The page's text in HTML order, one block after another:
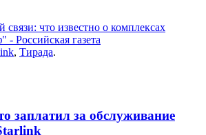
что известно о комплексах
Российская газета
, Тирада.
заплатил за обслуживание